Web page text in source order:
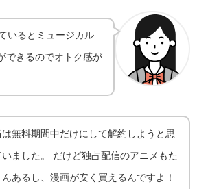
いるとミュージカル
できるのでオトク感が
は無料期間中だけにして解約しようと思
いました。 だけど独占配信のアニメもた
んあるし、漫画が安く買えるんですよ！